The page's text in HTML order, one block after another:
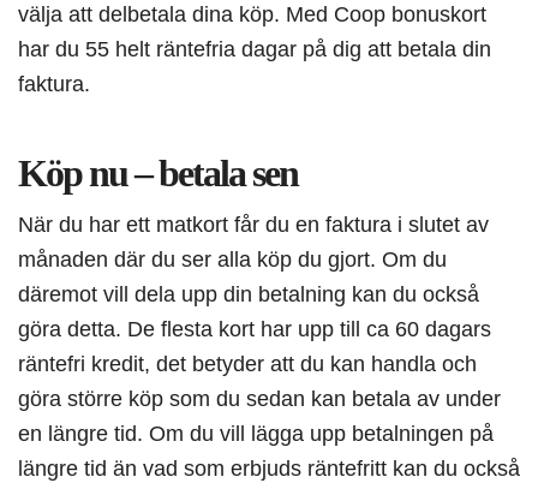
välja att delbetala dina köp. Med Coop bonuskort
har du 55 helt räntefria dagar på dig att betala din
faktura.
Köp nu – betala sen
När du har ett matkort får du en faktura i slutet av
månaden där du ser alla köp du gjort. Om du
däremot vill dela upp din betalning kan du också
göra detta. De flesta kort har upp till ca 60 dagars
räntefri kredit, det betyder att du kan handla och
göra större köp som du sedan kan betala av under
en längre tid. Om du vill lägga upp betalningen på
längre tid än vad som erbjuds räntefritt kan du också